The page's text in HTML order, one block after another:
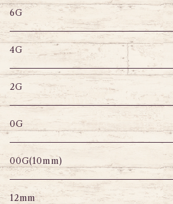
へそピアス
サーキュラー
スパイラル
変形ピアス
セグメントリング
ニップルピアス
バナナバーベル
へそピアス
サーキュラー
スパイラル
セグメント
変形ピアス
ラブレット
バナナバーベル
セグメントリング
サーキュラーバーベル
パーツ
ストレートバーベル
ラブレット
バナナバーベル
セグメントリング
プラグ
パーツ
キャプティブリング
ストレートバーベル
ラブレット
セグメントリング
プラグ
トンネル
6G
キャプティブリング
ストレートバーベル
トンネル
プラグ
アイレット
4G
キャプティブリング
ストレートバーベル
サーキュラー
トンネル
2G
トンネル
プラグ
アイレット
0G
トンネル
プラグ
00G(10mm)
トンネル
12mm